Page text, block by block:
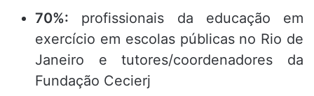
70%: profissionais da educação em
exercício em escolas públicas no Rio de
Janeiro e tutores/coordenadores da
Fundação Cecierj